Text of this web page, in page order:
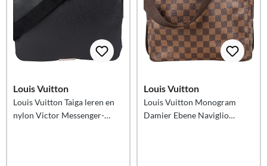
Louis Vuitton
Louis Vuitton Taiga leren en
nylon Victor Messenger-
Louis Vuitton
Louis Vuitton Monogram
Damier Ebene Naviglio